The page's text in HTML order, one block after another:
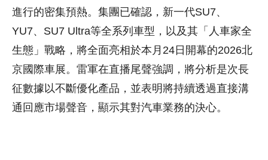
進行的密集預熱。集團已確認，新一代SU7、
YU7、SU7 Ultra等全系列車型，以及其「人車家全
生態」戰略，將全面亮相於本月24日開幕的2026北
京國際車展。雷軍在直播尾聲強調，將分析是次長
征數據以不斷優化產品，並表明將持續透過直接溝
通回應市場聲音，顯示其對汽車業務的決心。